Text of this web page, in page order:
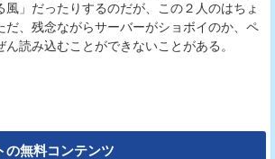
風」だったりするのだが、この２人のはちょ
だ、残念ながらサーバーがショボイのか、ペ
読み込むことができないことがある。
の無料コンテンツ